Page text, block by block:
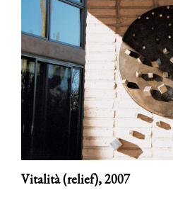
Vitalità (relief),2007